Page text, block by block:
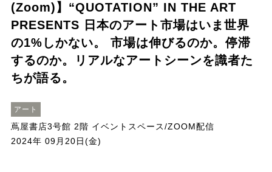
(Zoom)】“QUOTATION” IN THE ART
PRESENTS 日本のアート市場はいま世界
の1%しかない。 市場は伸びるのか。停滞
するのか。リアルなアートシーンを識者た
ちが語る。
アート
蔦屋書店3号館 2階 イベントスペース/ZOOM配信
2024年 09月20日(金)